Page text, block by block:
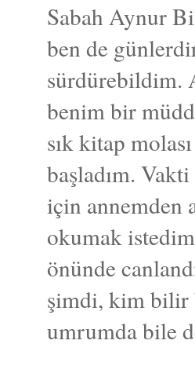
Sabah Aynur
ben de
sürdürebildim.
benim bir
sık kitap
başladım.
için annemden
okumak
önünde
şimdi, kim bilir
umrumda bile